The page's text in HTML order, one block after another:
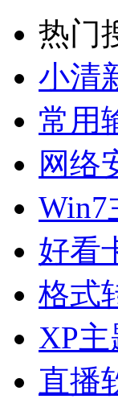
热门
小清
常用
网络
Win7
好看
格式
XP主
直播